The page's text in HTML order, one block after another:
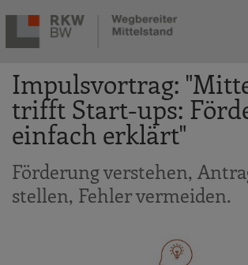
Zur Navigation springen
Zum Hauptinhalt springen
Impulsvortrag:
trifft Start-ups:
einfach erklärt"
Förderung verstehen,
stellen, Fehler vermeiden.